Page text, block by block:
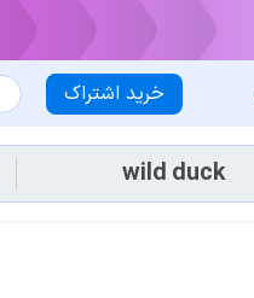
خرید اشتراک